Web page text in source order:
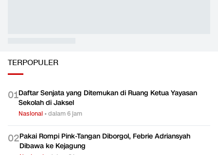
TERPOPULER
0 1
Sekolah di Jaksel
Nasional•dalam 6 jam